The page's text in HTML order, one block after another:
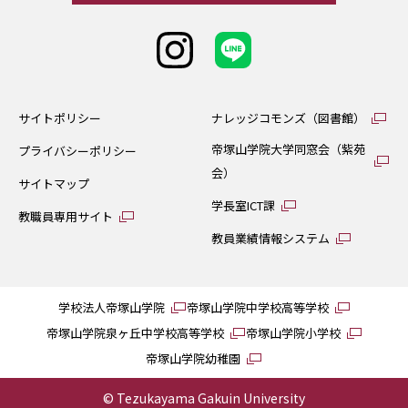
サイトポリシー
プライバシーポリシー
サイトマップ
教職員専用サイト
ナレッジコモンズ（図書館）
帝塚山学院大学同窓会（紫苑
会）
学長室ICT課
教員業績情報システム
学校法人帝塚山学院
帝塚山学院中学校高等学校
帝塚山学院泉ヶ丘中学校高等学校
帝塚山学院小学校
帝塚山学院幼稚園
© Tezukayama Gakuin University